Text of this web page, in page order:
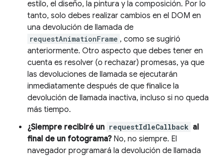
estilo, el diseño, la pintura y la composición. Por lo
tanto, solo debes realizar cambios en el DOM en
una devolución de llamada de
requestAnimationFrame , como se sugirió
anteriormente. Otro aspecto que debes tener en
cuenta es resolver (o rechazar) promesas, ya que
las devoluciones de llamada se ejecutarán
inmediatamente después de que finalice la
devolución de llamada inactiva, incluso si no queda
más tiempo.
¿Siempre recibiré un requestIdleCallback al
final de un fotograma?No, no siempre. El
navegador programará la devolución de llamada